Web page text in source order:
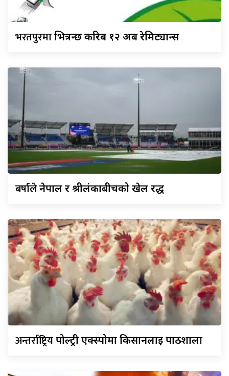
भरतपुरमाभित्रन्छ करिब १२ अर्ब रेमिट्यान्स
बर्षालेनेपाल र श्रीलंकाबीचको खेल रद्ध
अन्तर्राष्ट्रियपोल्ट्री एक्स्पोमा किसानलाई पाठशाला